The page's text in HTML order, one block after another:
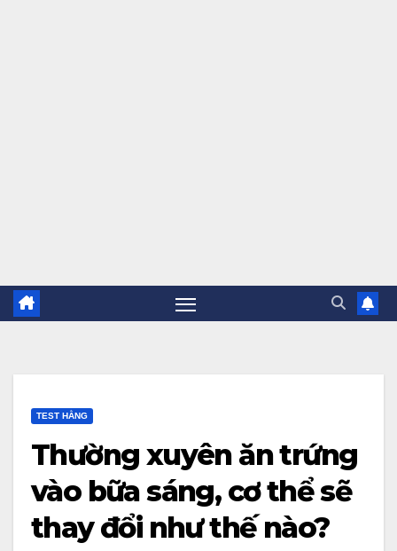
TEST HẰNG
Thường xuyên ăn trứng
vào bữa sáng, cơ thể sẽ
thay đổi như thế nào?